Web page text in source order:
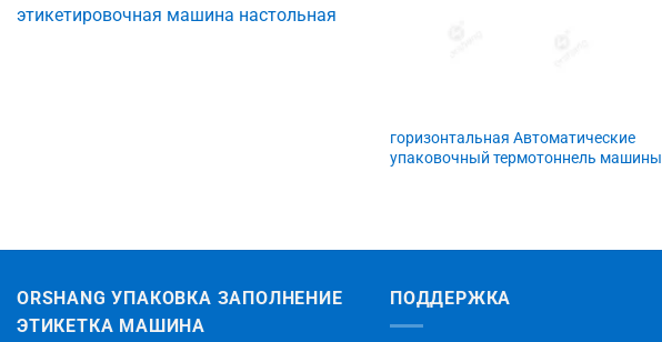
этикетировочная машина настольная
горизонтальная Автоматические
упаковочный термотоннель машины
ORSHANG УПАКОВКА ЗАПОЛНЕНИЕ
ЭТИКЕТКА МАШИНА
ПОДДЕРЖКА